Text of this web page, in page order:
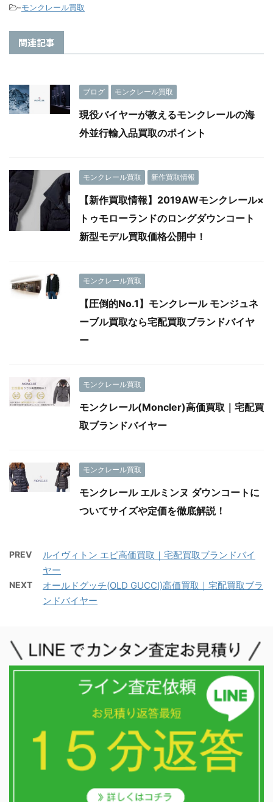
-モンクレール買取
関連記事
ブログ モンクレール買取
現役バイヤーが教えるモンクレールの海
外並行輸入品買取のポイント
モンクレール買取 新作買取情報
【新作買取情報】2019AWモンクレール×
トゥモローランドのロングダウンコート
新型モデル買取価格公開中！
モンクレール買取
【圧倒的No.1】モンクレール モンジュネ
ーブル買取なら宅配買取ブランドバイヤ
ー
モンクレール買取
モンクレール(Moncler)高価買取｜宅配買
取ブランドバイヤー
モンクレール買取
モンクレール エルミンヌ ダウンコートに
ついてサイズや定価を徹底解説！
PREV
ルイヴィトン エピ高価買取｜宅配買取ブランドバイ
ヤー
NEXT
オールドグッチ(OLD GUCCI)高価買取｜宅配買取ブラ
ンドバイヤー